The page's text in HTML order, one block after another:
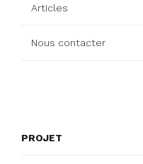
Articles
Nous contacter
PROJET